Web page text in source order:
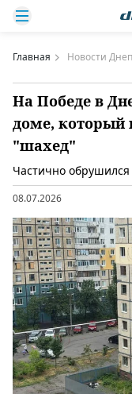
Главная Новости
На Победе в
доме, который
"шахед"
Частично обрушился
08.07.2026